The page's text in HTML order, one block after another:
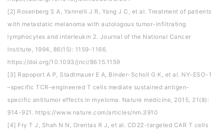
[2] Rosenberg S A, Yannelli J R, Yang J C, et al. Treatment of patients
with metastatic melanoma with autologous tumor-infiltrating
lymphocytes and interleukin 2. Journal of the National Cancer
Institute, 1994, 86(15): 1159-1166.
https://doi.org/10.1093/jnci/86.15.1159
[3] Rapoport A P, Stadtmauer E A, Binder-Scholl G K, et al. NY-ESO-1
–specific TCR–engineered T cells mediate sustained antigen-
specific antitumor effects in myeloma. Nature medicine, 2015, 21(8):
914-921. https://www.nature.com/articles/nm.3910
[4] Fry T J, Shah N N, Orentas R J, et al. CD22-targeted CAR T cells